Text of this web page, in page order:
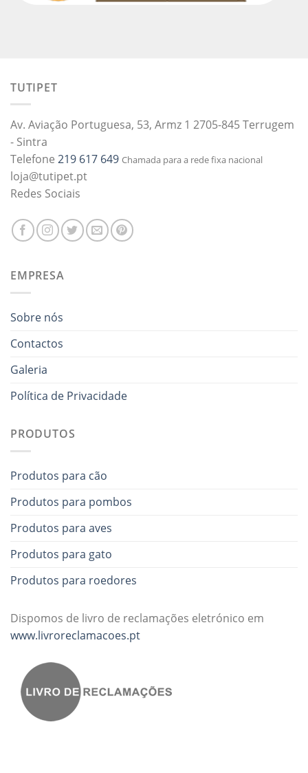
TUTIPET
Av. Aviação Portuguesa, 53, Armz 1 2705-845 Terrugem
- Sintra
Telefone 219 617 649 Chamada para a rede fixa nacional
loja@tutipet.pt
Redes Sociais
EMPRESA
Sobre nós
Contactos
Galeria
Política de Privacidade
PRODUTOS
Produtos para cão
Produtos para pombos
Produtos para aves
Produtos para gato
Produtos para roedores
Dispomos de livro de reclamações eletrónico em
www.livroreclamacoes.pt